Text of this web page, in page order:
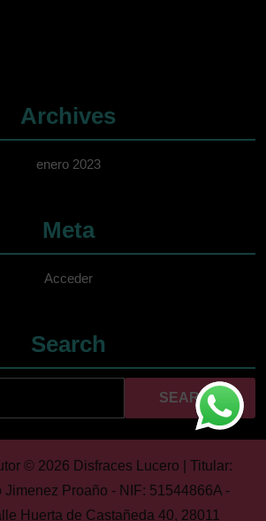
Archives
enero 2023
Meta
Acceder
Search
Cuando hay
© 2026 Disfraces Lucero | Titular:
Jimenez Proaño - NIF: 51544866A -
Huerta de Castañeda 40, 28011